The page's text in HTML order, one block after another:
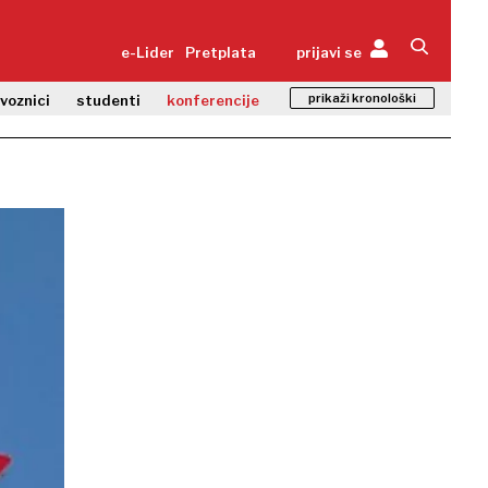
e-Lider Pretplata prijavi se
studenti konferencije prikaži kronološki